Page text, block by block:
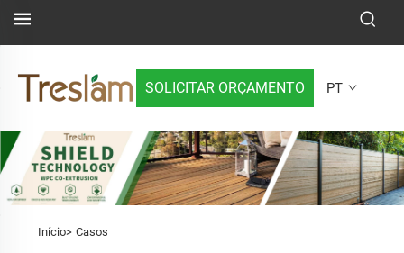
SOLICITAR ORÇAMENTO PT
Início> Casos